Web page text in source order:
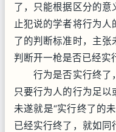
了，只能根据区分的意
止犯说的学者将行为人
了的判断标准时，主张
判断开一枪是否已经实
行为是否实行终了，
只要行为人的行为足
未遂就是“实行终了的
已经实行终了，就如同